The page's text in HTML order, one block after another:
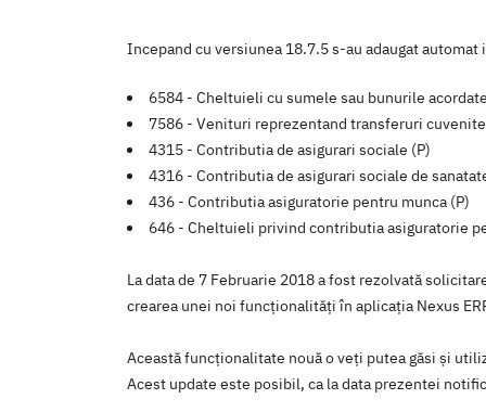
Incepand cu versiunea 18.7.5 s-au adaugat
6584 - Cheltuieli cu sumele sau bunurile
7586 - Venituri reprezentand transferuri
4315 - Contributia de asigurari sociale (P)
4316 - Contributia de asigurari sociale de
436 - Contributia asiguratorie pentru munca (P)
646 - Cheltuieli privind contributia asiguratorie
La data de 7 Februarie 2018 a fost rezolvată
crearea unei noi funcţionalităţi în aplicaţia Nexus
Această funcţionalitate nouă o veţi putea găsi şi
Acest update este posibil, ca la data prezentei